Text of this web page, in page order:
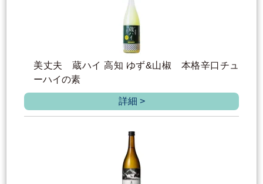
美丈夫 蔵ハイ 高知 ゆず&山椒 本格辛口チュ
ーハイの素
詳細 >